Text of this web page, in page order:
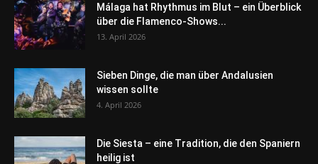
Málaga hat Rhythmus im Blut – ein Überblick
über die Flamenco-Shows...
13. April 2026
Sieben Dinge, die man über Andalusien
wissen sollte
4. April 2026
Die Siesta – eine Tradition, die den Spaniern
heilig ist